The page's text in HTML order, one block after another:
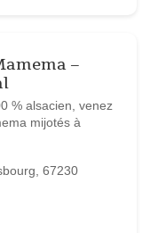
–
% alsacien, venez
mijotés à
67230